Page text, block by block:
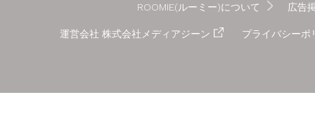
ROOMIE(ルーミー)について 広告
運営会社 株式会社メディアジーン プライバシーポ